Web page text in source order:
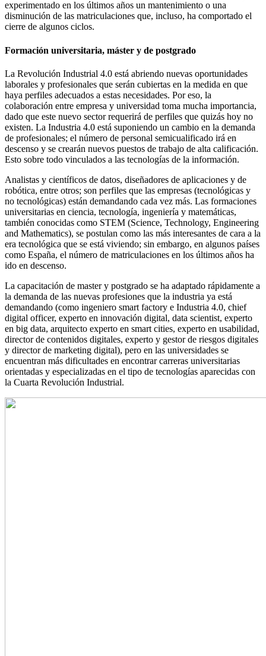
experimentado en los últimos años un mantenimiento o una
disminución de las matriculaciones que, incluso, ha comportado el
cierre de algunos ciclos.
Formación universitaria, máster y de postgrado
La Revolución Industrial 4.0 está abriendo nuevas oportunidades
laborales y profesionales que serán cubiertas en la medida en que
haya perfiles adecuados a estas necesidades. Por eso, la
colaboración entre empresa y universidad toma mucha importancia,
dado que este nuevo sector requerirá de perfiles que quizás hoy no
existen. La Industria 4.0 está suponiendo un cambio en la demanda
de profesionales; el número de personal semicualificado irá en
descenso y se crearán nuevos puestos de trabajo de alta calificación.
Esto sobre todo vinculados a las tecnologías de la información.
Analistas y científicos de datos, diseñadores de aplicaciones y de
robótica, entre otros; son perfiles que las empresas (tecnológicas y
no tecnológicas) están demandando cada vez más. Las formaciones
universitarias en ciencia, tecnología, ingeniería y matemáticas,
también conocidas como STEM (Science, Technology, Engineering
and Mathematics), se postulan como las más interesantes de cara a la
era tecnológica que se está viviendo; sin embargo, en algunos países
como España, el número de matriculaciones en los últimos años ha
ido en descenso.
La capacitación de master y postgrado se ha adaptado rápidamente a
la demanda de las nuevas profesiones que la industria ya está
demandando (como ingeniero smart factory e Industria 4.0, chief
digital officer, experto en innovación digital, data scientist, experto
en big data, arquitecto experto en smart cities, experto en usabilidad,
director de contenidos digitales, experto y gestor de riesgos digitales
y director de marketing digital), pero en las universidades se
encuentran más dificultades en encontrar carreras universitarias
orientadas y especializadas en el tipo de tecnologías aparecidas con
la Cuarta Revolución Industrial.